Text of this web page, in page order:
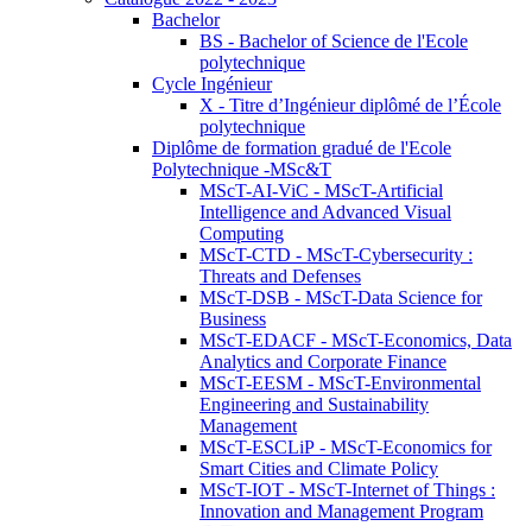
Bachelor
BS - Bachelor of Science de l'Ecole
polytechnique
Cycle Ingénieur
X - Titre d’Ingénieur diplômé de l’École
polytechnique
Diplôme de formation gradué de l'Ecole
Polytechnique -MSc&T
MScT-AI-ViC - MScT-Artificial
Intelligence and Advanced Visual
Computing
MScT-CTD - MScT-Cybersecurity :
Threats and Defenses
MScT-DSB - MScT-Data Science for
Business
MScT-EDACF - MScT-Economics, Data
Analytics and Corporate Finance
MScT-EESM - MScT-Environmental
Engineering and Sustainability
Management
MScT-ESCLiP - MScT-Economics for
Smart Cities and Climate Policy
MScT-IOT - MScT-Internet of Things :
Innovation and Management Program